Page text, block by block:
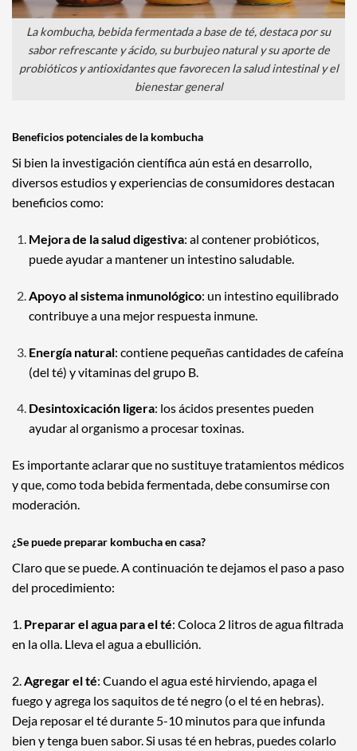
La kombucha, bebida fermentada a base de té, destaca por su
sabor refrescante y ácido, su burbujeo natural y su aporte de
probióticos y antioxidantes que favorecen la salud intestinal y el
bienestar general
Beneficios potenciales de la kombucha
Si bien la investigación científica aún está en desarrollo,
diversos estudios y experiencias de consumidores destacan
beneficios como:
Mejora de la salud digestiva: al contener probióticos,
puede ayudar a mantener un intestino saludable.
Apoyo al sistema inmunológico: un intestino equilibrado
contribuye a una mejor respuesta inmune.
Energía natural: contiene pequeñas cantidades de cafeína
(del té) y vitaminas del grupo B.
Desintoxicación ligera: los ácidos presentes pueden
ayudar al organismo a procesar toxinas.
Es importante aclarar que no sustituye tratamientos médicos
y que, como toda bebida fermentada, debe consumirse con
moderación.
¿Se puede preparar kombucha en casa?
Claro que se puede. A continuación te dejamos el paso a paso
del procedimiento:
1. Preparar el agua para el té: Coloca 2 litros de agua filtrada
en la olla. Lleva el agua a ebullición.
2. Agregar el té: Cuando el agua esté hirviendo, apaga el
fuego y agrega los saquitos de té negro (o el té en hebras).
Deja reposar el té durante 5-10 minutos para que infunda
bien y tenga buen sabor. Si usas té en hebras, puedes colarlo